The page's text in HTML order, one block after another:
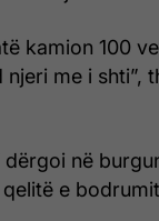
kamion 100
me i shti”,
në
e